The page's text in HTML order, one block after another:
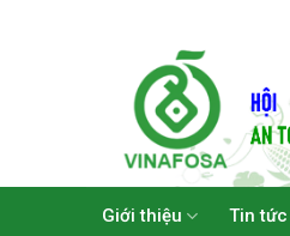
Giới thiệu Tin tức